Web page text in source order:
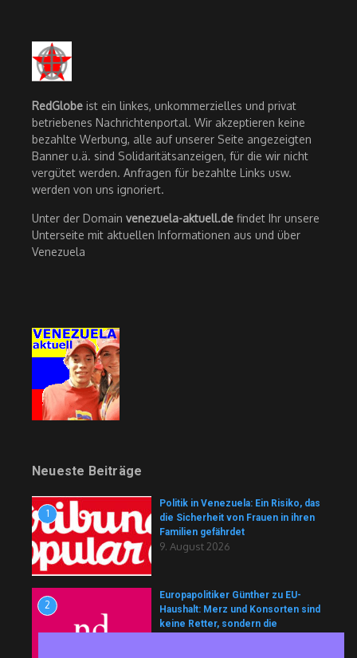
RedGlobe ist ein linkes, unkommerzielles und privat
betriebenes Nachrichtenportal. Wir akzeptieren keine
bezahlte Werbung, alle auf unserer Seite angezeigten
Banner u.ä. sind Solidaritätsanzeigen, für die wir nicht
vergütet werden. Anfragen für bezahlte Links usw.
werden von uns ignoriert.
Unter der Domain venezuela-aktuell.de findet Ihr unsere
Unterseite mit aktuellen Informationen aus und über
Venezuela
Neueste Beiträge
1
Politik in Venezuela: Ein Risiko, das
die Sicherheit von Frauen in ihren
Familien gefährdet
9. August 2026
2
Europapolitiker Günther zu EU-
Haushalt: Merz und Konsorten sind
keine Retter, sondern die